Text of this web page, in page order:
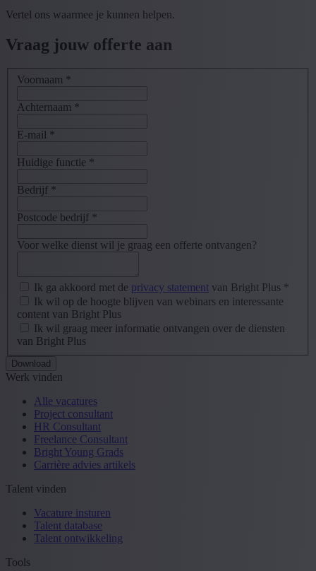
Vertel ons waarmee je kunnen helpen.
Vraag jouw offerte aan
Voornaam *
Achternaam *
E-mail *
Huidige functie *
Bedrijf *
Postcode bedrijf *
Voor welke dienst wil je graag een offerte ontvangen?
Ik ga akkoord met de privacy statement van Bright Plus *
Ik wil op de hoogte blijven van webinars en interessante
content van Bright Plus
Ik wil graag meer informatie ontvangen over de diensten
van Bright Plus
Werk vinden
Alle vacatures
Project consultant
HR Consultant
Freelance Consultant
Bright Young Grads
Carrière advies artikels
Talent vinden
Vacature insturen
Talent database
Talent ontwikkeling
Tools